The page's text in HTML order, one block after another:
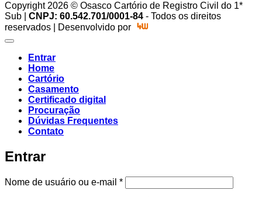
Copyright 2026 © Osasco Cartório de Registro Civil do 1*
Sub | CNPJ: 60.542.701/0001-84 - Todos os direitos
reservados | Desenvolvido por
Entrar
Home
Cartório
Casamento
Certificado digital
Procuração
Dúvidas Frequentes
Contato
Entrar
Nome de usuário ou e-mail *Obrigatório